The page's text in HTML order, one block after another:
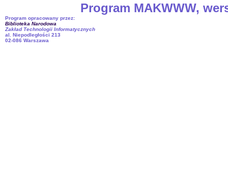
Program MAKWWW,
Program opracowany przez:
Biblioteka Narodowa
Zakład Technologii Informatycznych
al. Niepodległości 213
02-086 Warszawa